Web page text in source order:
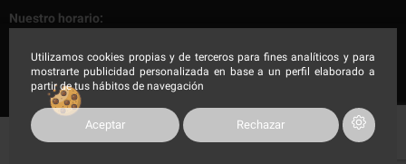
Utilizamos cookies propias y de terceros para fines analíticos y para
mostrarte publicidad personalizada en base a un perfil elaborado a
partir de tus hábitos de navegación
Aceptar Rechazar
Nuestro horario:
Nuestro horario de Lunes a Viernes
Mañana de 9:00 a 14:30h - Tarde de 16:00 a 19:00h
COMPUSPAIN 2023, Todos los derechos reservados.